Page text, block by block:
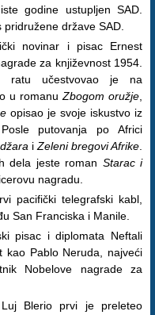
godine ustupljen SAD.
države SAD.
novinar i pisac Ernest
za književnost 1954.
ratu učestvovao je na
u romanu Zbogom oružje
opisao je svoje iskustvo iz
putovanja po Africi
i Zeleni bregovi Afrike
dela jeste roman Starac i
nagradu.
pacifički telegrafski kabl,
San Franciska i Manile.
pisac i diplomata Neftali
kao Pablo Neruda, najveći
Nobelove nagrade za
Blerio prvi je preleteo